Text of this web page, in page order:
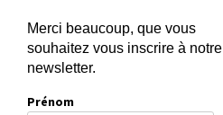
Merci beaucoup, que vous
souhaitez vous inscrire à notre
newsletter.
Prénom